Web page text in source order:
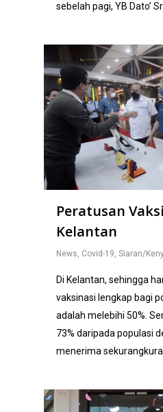
sebelah pagi, YB Dato’
Peratusan
Kelantan
News, Covid-19,Siaran/
Di Kelantan, sehingga
vaksinasi lengkap bagi
adalah melebihi 50%.
73% daripada populasi
menerima